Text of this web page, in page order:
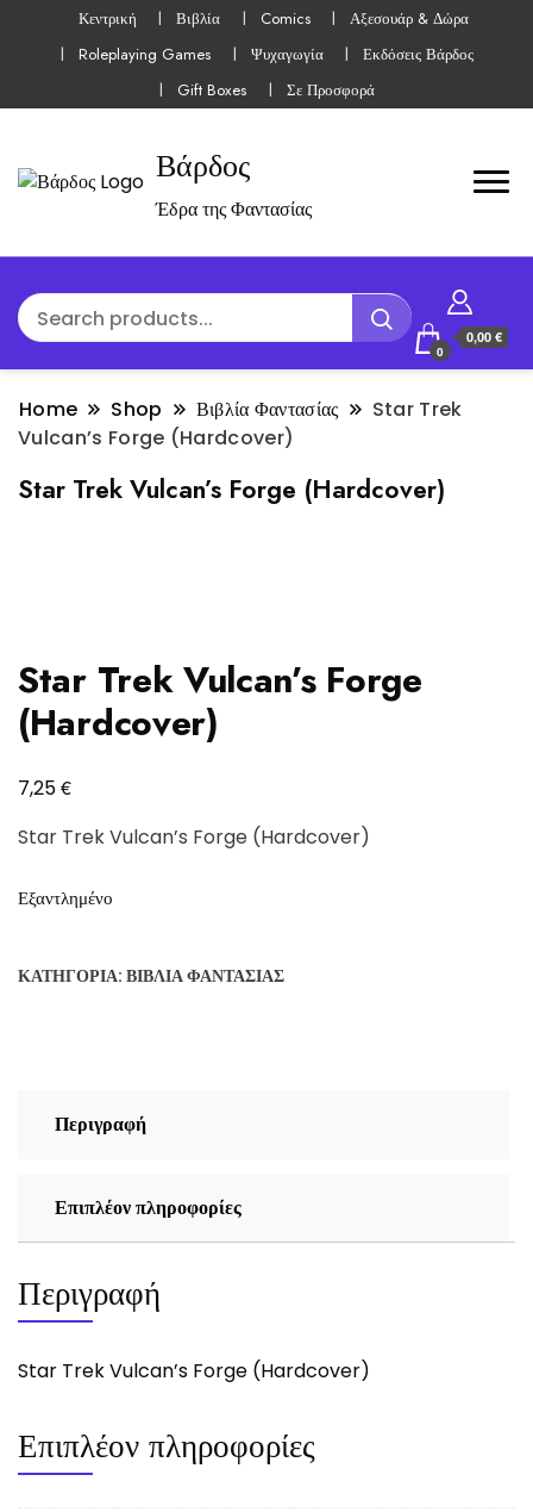
Κεντρική Βιβλία Comics
Αξεσουάρ & Δώρα
Roleplaying Games
Ψυχαγωγία
Εκδόσεις Βάρδος
Gift Boxes
Σε Προσφορά
Βάρδος
Έδρα της Φαντασίας
0
0,00 €
Home Shop Βιβλία Φαντασίας
Star Trek
Vulcan’s Forge (Hardcover)
Star Trek Vulcan’s Forge (Hardcover)
Star Trek Vulcan’s Forge
(Hardcover)
7,25€
Star Trek Vulcan’s Forge (Hardcover)
Εξαντλημένο
ΚΑΤΗΓΟΡΊΑ: ΒΙΒΛΊΑ ΦΑΝΤΑΣΊΑΣ
Περιγραφή
Επιπλέον πληροφορίες
Περιγραφή
Star Trek Vulcan’s Forge (Hardcover)
Επιπλέον πληροφορίες